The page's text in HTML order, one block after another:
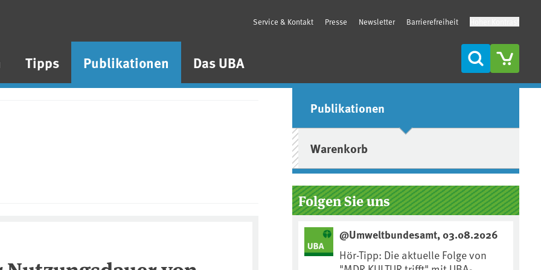
Tipps Publikationen Das UBA
Service & Kontakt Presse Newsletter Barrierefreiheit
Suche
Seitenleiste
Publikationen
Warenkorb
Folgen Sie uns
@Umweltbundesamt, 03.08.2026
Hör-Tipp: Die aktuelle Folge von